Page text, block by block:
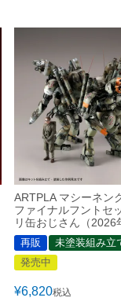
ARTPLA マシーネン
ファイナルフントセ
リ缶おじさん（2026
再販
未塗装組み立
発売中
¥6,820税込